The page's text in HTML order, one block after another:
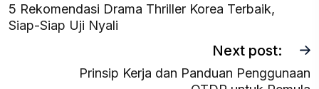
5 Rekomendasi Drama Thriller Korea Terbaik,
Siap-Siap Uji Nyali
Next post:
Prinsip Kerja dan Panduan Penggunaan